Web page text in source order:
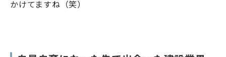
かけてますね（笑）